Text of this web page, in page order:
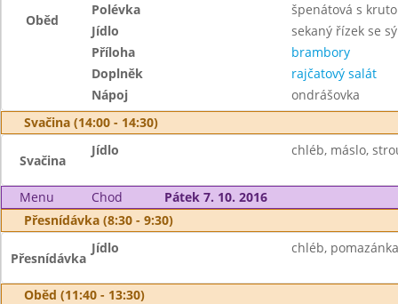
Oběd
Polévka
špenátová s
Jídlo
sekaný řízek se
Příloha
brambory
Doplněk
rajčatový salát
Nápoj
ondrášovka
Svačina (14:00 - 14:30)
Svačina
Jídlo chléb, máslo,
Menu Chod
Pátek 7. 10. 2016
Přesnídávka (8:30 - 9:30)
Přesnídávka
Jídlo chléb,
Oběd (11:40 - 13:30)